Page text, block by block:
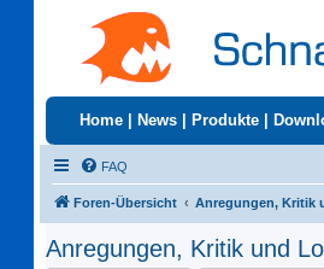
Home News Produkte
FAQ
Foren-Übersicht Anregungen, Kritik
Anregungen, Kritik und